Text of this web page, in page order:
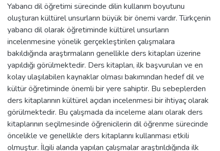
Yabancı dil öğretimi sürecinde dilin kullanım boyutunu
oluşturan kültürel unsurların büyük bir önemi vardır. Türkçenin
yabancı dil olarak öğretiminde kültürel unsurların
incelenmesine yönelik gerçekleştirilen çalışmalara
bakıldığında araştırmaların genellikle ders kitapları üzerine
yapıldığı görülmektedir. Ders kitapları, ilk başvurulan ve en
kolay ulaşılabilen kaynaklar olması bakımından hedef dil ve
kültür öğretiminde önemli bir yere sahiptir. Bu sebeplerden
ders kitaplarının kültürel açıdan incelenmesi bir ihtiyaç olarak
görülmektedir. Bu çalışmada da inceleme alanı olarak ders
kitaplarının seçilmesinde öğrenicilerin dil öğrenme sürecinde
öncelikle ve genellikle ders kitaplarını kullanması etkili
olmuştur. İlgili alanda yapılan çalışmalar araştırıldığında ilk